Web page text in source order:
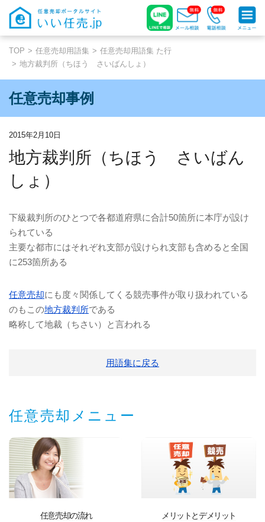
TOP 任意売却用語集
任意売却用語集 た行
地方裁判所（ちほう さいばんしょ）
任意売却事例
2015年2月10日
地方裁判所（ちほう さいばん
しょ）
下級裁判所のひとつで各都道府県に合計50箇所に本庁が設け
られている
主要な都市にはそれぞれ支部が設けられ支部も含めると全国
に253箇所ある
任意売却にも度々関係してくる競売事件が取り扱われている
のもこの地方裁判所である
略称して地裁（ちさい）と言われる
用語集に戻る
任意売却メニュー
任意売却の流れ メリットとデメリット